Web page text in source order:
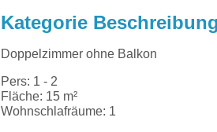
Kategorie Beschreibung
Doppelzimmer ohne Balkon
Pers: 1 - 2
Fläche: 15 m²
Wohnschlafräume: 1